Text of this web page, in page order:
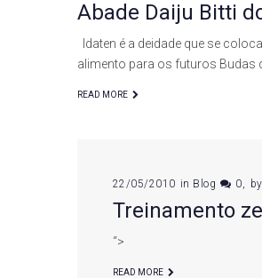
Abade Daiju Bitti
Idaten é a deidade que se
alimento para os futuros Budas
READ MORE
22/05/2010 in Blog 0 by
Treinamento
“>
READ MORE